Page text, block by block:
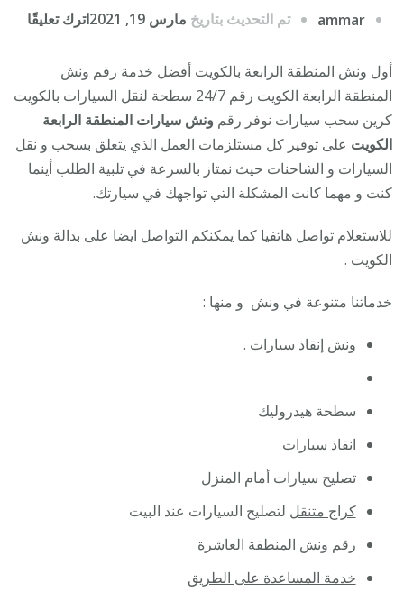
ammar تم التحديث بتاريخ مارس 19, 2021 اترك تعليقًا
/
أول ونش المنطقة الرابعة بالكويت أفضل خدمة رقم ونش
المنطقة الرابعة الكويت رقم 24/7 سطحة لنقل السيارات بالكويت
كرين سحب سيارات نوفر رقم ونش سيارات المنطقة الرابعة
الكويت على توفير كل مستلزمات العمل الذي يتعلق بسحب و نقل
السيارات و الشاحنات حيث نمتاز بالسرعة في تلبية الطلب أينما
كنت و مهما كانت المشكلة التي تواجهك في سيارتك.
للاستعلام تواصل هاتفيا كما يمكنكم التواصل ايضا على بدالة ونش
الكويت .
خدماتنا متنوعة في ونش و منها :
ونش إنقاذ سيارات .
سطحة هيدروليك
انقاذ سيارات
تصليح سيارات أمام المنزل
كراج متنقل لتصليح السيارات عند البيت
رقم ونش المنطقة العاشرة
خدمة المساعدة على الطريق